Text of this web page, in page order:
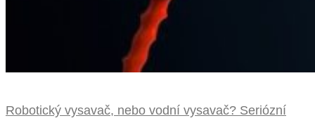
Robotický vysavač, nebo vodní vysavač? Seriózní